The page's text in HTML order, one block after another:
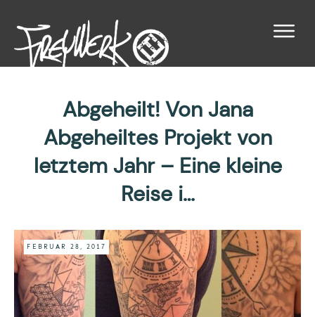
Abgeheilt! Von Jana
Abgeheiltes Projekt von
letztem Jahr – Eine kleine
Reise i…
FEBRUAR 28, 2017